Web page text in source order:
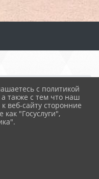
с политикой
также с тем что наш
веб-сайту сторонние
"Госуслуги",